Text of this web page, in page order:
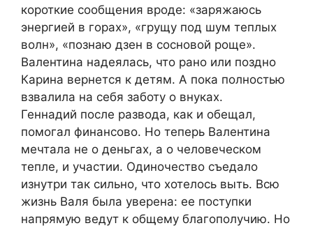
короткие сообщения вроде: «заряжаюсь
энергией в горах», «грущу под шум теплых
волн», «познаю дзен в сосновой роще».
Валентина надеялась, что рано или поздно
Карина вернется к детям. А пока полностью
взвалила на себя заботу о внуках.
Геннадий после развода, как и обещал,
помогал финансово. Но теперь Валентина
мечтала не о деньгах, а о человеческом
тепле, и участии. Одиночество съедало
изнутри так сильно, что хотелось выть. Всю
жизнь Валя была уверена: ее поступки
напрямую ведут к общему благополучию. Но